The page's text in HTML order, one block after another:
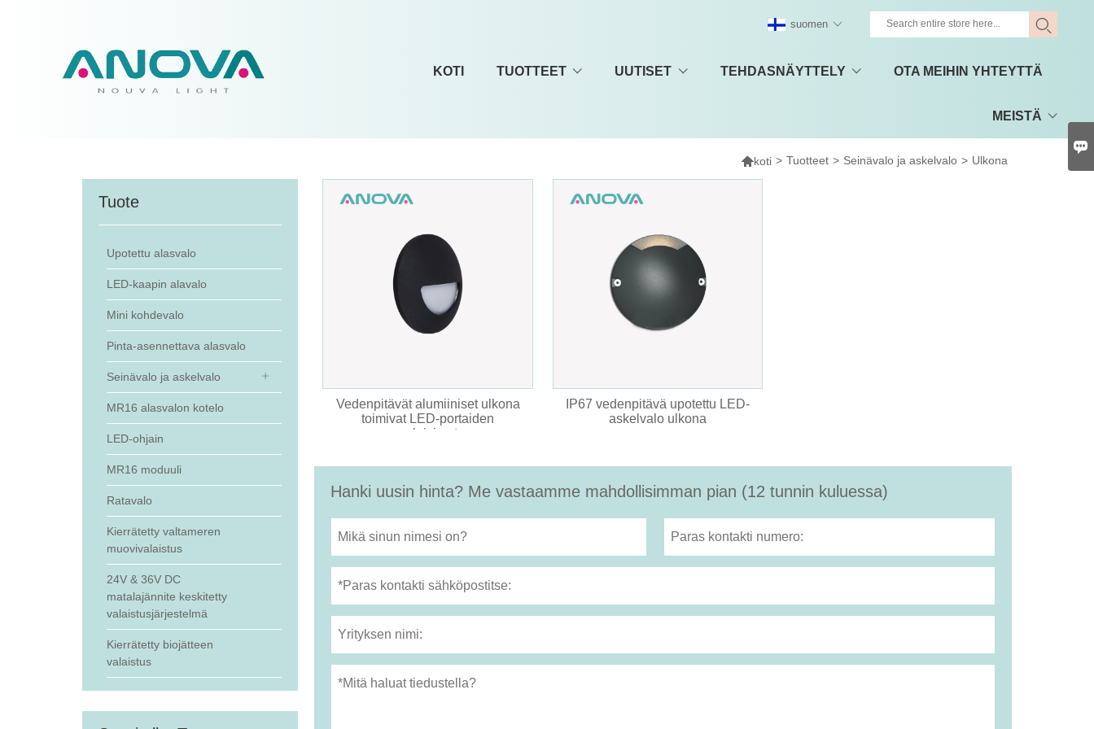
KOTI TUOTTEET UUTISET TEHDASNÄYTTELY OTA MEIHIN YHTEYTTÄ
MEISTÄ
suomen
koti > Tuotteet > Seinävalo ja askelvalo > Ulkona
Tuote
Upotettu alasvalo
LED-kaapin alavalo
Mini kohdevalo
Pinta-asennettava alasvalo
Seinävalo ja askelvalo
MR16 alasvalon kotelo
LED-ohjain
MR16 moduuli
Ratavalo
Kierrätetty valtameren
muovivalaistus
24V & 36V DC
matalajännite keskitetty
valaistusjärjestelmä
Kierrätetty biojätteen
valaistus
Vedenpitävät alumiiniset ulkona
toimivat LED-portaiden
valaisimet
IP67 vedenpitävä upotettu LED-
askelvalo ulkona
Hanki uusin hinta? Me vastaamme mahdollisimman pian (12 tunnin kuluessa)
